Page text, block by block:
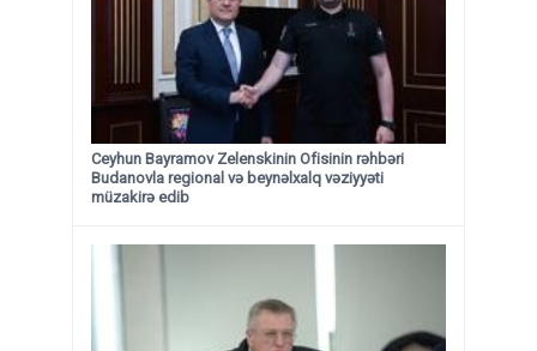
Ceyhun Bayramov Zelenskinin Ofisinin rəhbəri
Budanovla regional və beynəlxalq vəziyyəti
müzakirə edib